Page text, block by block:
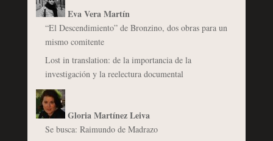
Eva Vera Martín
“El Descendimiento” de Bronzino, dos obras para un
mismo comitente
Lost in translation: de la importancia de la
investigación y la reelectura documental
Gloria Martínez Leiva
Se busca: Raimundo de Madrazo